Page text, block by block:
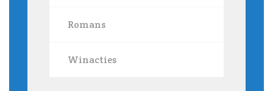
Romans
Winacties